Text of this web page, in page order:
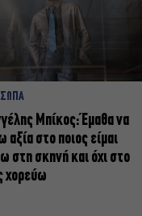
Μπίκος: Έμαθα να
αξία στο ποιος είμαι
στη σκηνή και όχι στο
χορεύω